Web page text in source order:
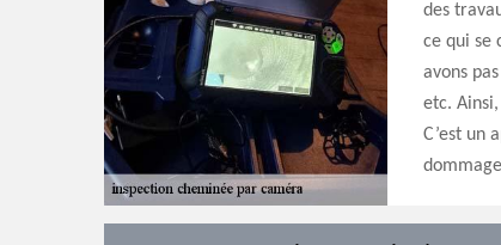
des
ce qui se
avons
etc.
C’est un